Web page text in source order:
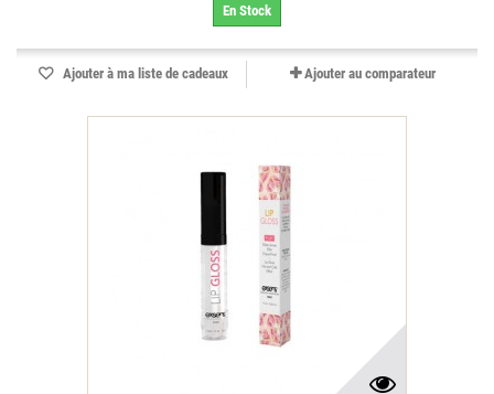
En Stock
Ajouter à ma liste de cadeaux Ajouter au comparateur